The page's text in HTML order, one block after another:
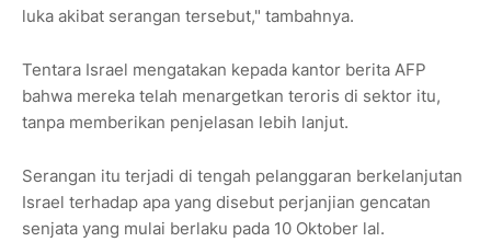
luka akibat serangan tersebut," tambahnya.
Tentara Israel mengatakan kepada kantor berita AFP
bahwa mereka telah menargetkan teroris di sektor itu,
tanpa memberikan penjelasan lebih lanjut.
Serangan itu terjadi di tengah pelanggaran berkelanjutan
Israel terhadap apa yang disebut perjanjian gencatan
senjata yang mulai berlaku pada 10 Oktober lal.